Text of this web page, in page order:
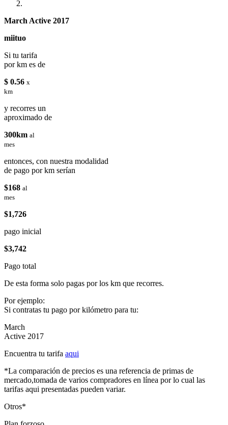
March Active 2017
miituo
Si tu tarifa
por km es de
$ 0.56 x
km
y recorres un
aproximado de
300km al
mes
entonces, con nuestra modalidad
de pago por km serían
$168 al
mes
$1,726
pago inicial
$3,742
Pago total
De esta forma solo pagas por los km que recorres.
Por ejemplo:
Si contratas tu pago por kilómetro para tu:
March
Active 2017
Encuentra tu tarifa aqui
*La comparación de precios es una referencia de primas de
mercado,tomada de varios compradores en línea por lo cual las
tarifas aqui presentadas pueden variar.
Otros*